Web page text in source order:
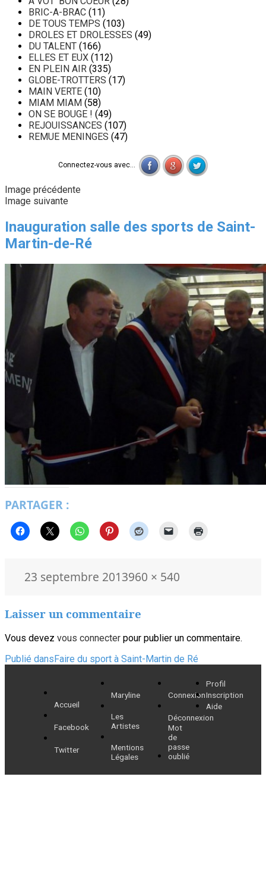
BRIC-A-BRAC (11)
DE TOUS TEMPS (103)
DROLES ET DROLESSES (49)
DU TALENT (166)
ELLES ET EUX (112)
EN PLEIN AIR (335)
GLOBE-TROTTERS (17)
MAIN VERTE (10)
MIAM MIAM (58)
ON SE BOUGE ! (49)
REJOUISSANCES (107)
REMUE MENINGES (47)
Connectez-vous avec...
Image précédente
Image suivante
Inauguration salle des sports de Saint-
Martin-de-Ré
PARTAGER :
Publié
23 septembre 2013Taille
960 × 540
Laisser un commentaire
Vous devez vous connecter pour publier un commentaire.
Navigation
l’article
Publié dansFaire du sport à Saint-Martin de Ré
Accueil
Facebook
Twitter
Maryline
Les
Artistes
Mentions
Légales
Connexion
Déconnexion
Mot
de
passe
oublié
Profil
Inscription
Aide